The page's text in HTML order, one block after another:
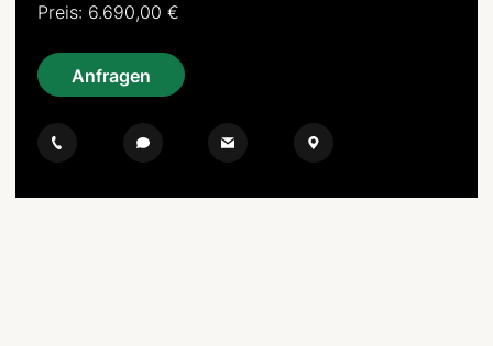
Preis: 6.690,00€
Anfragen